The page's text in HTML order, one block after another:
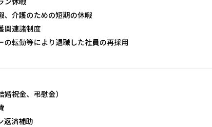
、介護のための短期の休暇
関連諸制度
の転勤等により退職した社員の再採用
婚祝金、弔慰金）
返済補助